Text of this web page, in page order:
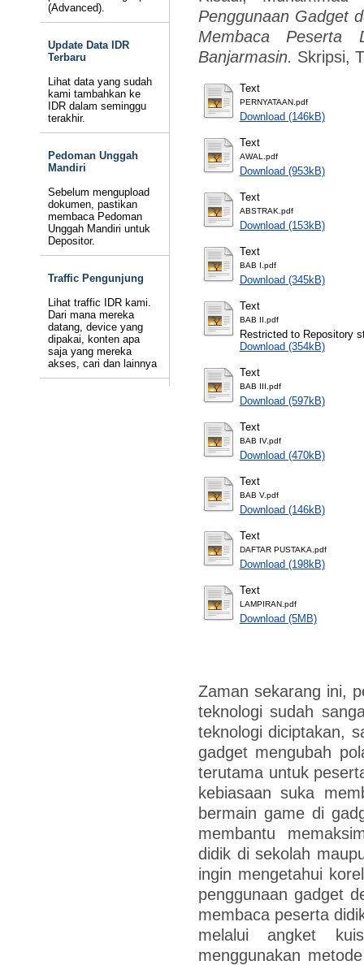
(Advanced).
Update Data IDR
Terbaru
Lihat data yang sudah
kami tambahkan ke
IDR dalam seminggu
terakhir.
Pedoman Unggah
Mandiri
Sebelum mengupload
dokumen, pastikan
membaca Pedoman
Unggah Mandiri untuk
Depositor.
Traffic Pengunjung
Lihat traffic IDR kami.
Dari mana mereka
datang, device yang
dipakai, konten apa
saja yang mereka
akses, cari dan lainnya
Penggunaan Gadget
Membaca
Banjarmasin. Skripsi,
Text
PERNYATAAN.pdf
Download (146kB)
Text
AWAL.pdf
Download (953kB)
Text
ABSTRAK.pdf
Download (153kB)
Text
BAB I.pdf
Download (345kB)
Text
BAB II.pdf
Restricted to Repository
Download (354kB)
Text
BAB III.pdf
Download (597kB)
Text
BAB IV.pdf
Download (470kB)
Text
BAB V.pdf
Download (146kB)
Text
DAFTAR PUSTAKA.pdf
Download (198kB)
Text
LAMPIRAN.pdf
Download (5MB)
Zaman sekarang ini,
teknologi sudah
teknologi diciptakan,
gadget mengubah
terutama untuk
kebiasaan suka
bermain game di
membantu
didik di sekolah
ingin mengetahui
penggunaan gadget
membaca peserta
melalui angket
menggunakan